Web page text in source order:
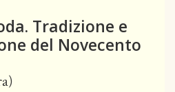
Tradizione e
del Novecento